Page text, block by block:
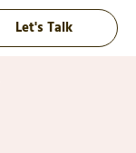
Let's Talk